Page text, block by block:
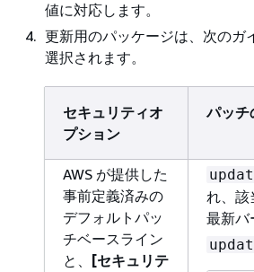
値に対応します。
更新用のパッケージは、次のガ
選択されます。
セキュリティオ
プション
パッチ
AWS が提供した
事前定義済みの
デフォルトパッ
チベースライン
と、
[セキュリテ
れ、該
最新バ